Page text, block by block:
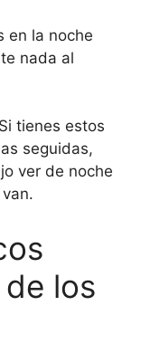
en la noche
nada al
Si tienes estos
seguidas,
ver de noche
los